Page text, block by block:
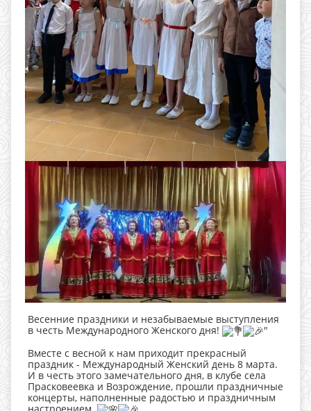
Весенние праздники и незабываемые выступления
в честь Международного Женского дня!
"
Вместе с весной к нам приходит прекрасный
праздник - Международный Женский день 8 марта.
И в честь этого замечательного дня, в клубе села
Прасковеевка и Возрождение, прошли праздничные
концерты, наполненные радостью и праздничным
настроением.